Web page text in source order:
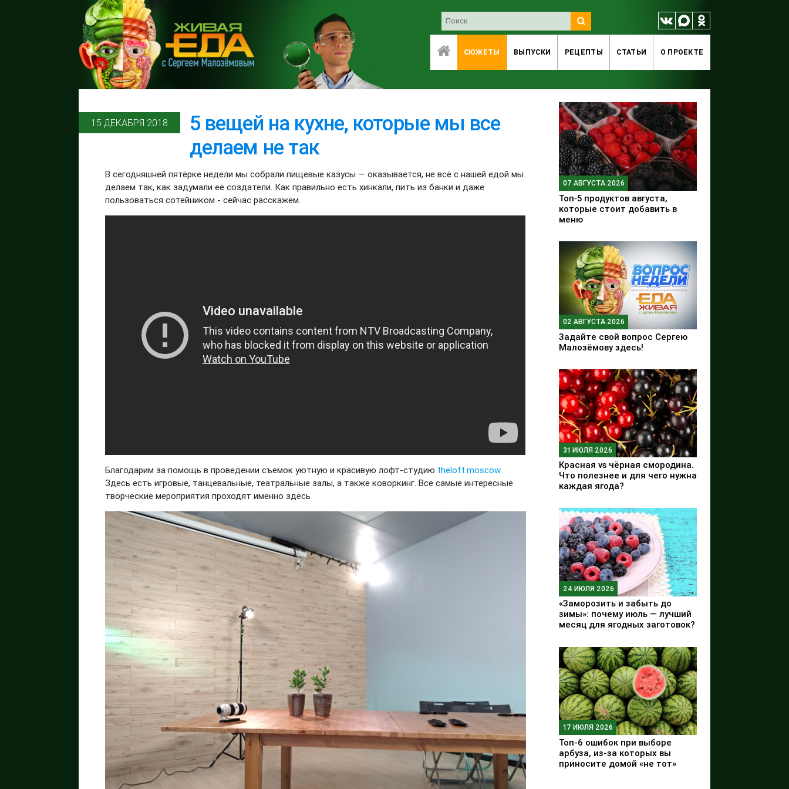
СЮЖЕТЫ ВЫПУСКИ РЕЦЕПТЫ СТАТЬИ O ПРОЕКТЕ
15 ДЕКАБРЯ 2018
5 вещей на кухне, которые мы все
делаем не так
В сегодняшней пятёрке недели мы собрали пищевые казусы — оказывается, не всё с нашей едой мы
делаем так, как задумали её создатели. Как правильно есть хинкали, пить из банки и даже
пользоваться сотейником - сейчас расскажем.
Благодарим за помощь в проведении съемок уютную и красивую лофт-студию theloft.moscow
Здесь есть игровые, танцевальные, театральные залы, а также коворкинг. Все самые интересные
творческие мероприятия проходят именно здесь
07 АВГУСТА 2026
Топ‑5 продуктов августа,
которые стоит добавить в
меню
02 АВГУСТА 2026
Задайте свой вопрос Сергею
Малозёмову здесь!
31 ИЮЛЯ 2026
Красная vs чёрная смородина.
Что полезнее и для чего нужна
каждая ягода?
24 ИЮЛЯ 2026
«Заморозить и забыть до
зимы»: почему июль — лучший
месяц для ягодных заготовок?
17 ИЮЛЯ 2026
Топ-6 ошибок при выборе
арбуза, из-за которых вы
приносите домой «не тот»